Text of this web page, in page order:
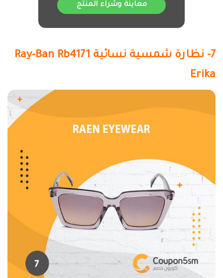
معاينة وشراء المنتج
7- نظارة شمسية نسائية Ray-Ban Rb4171
Erika